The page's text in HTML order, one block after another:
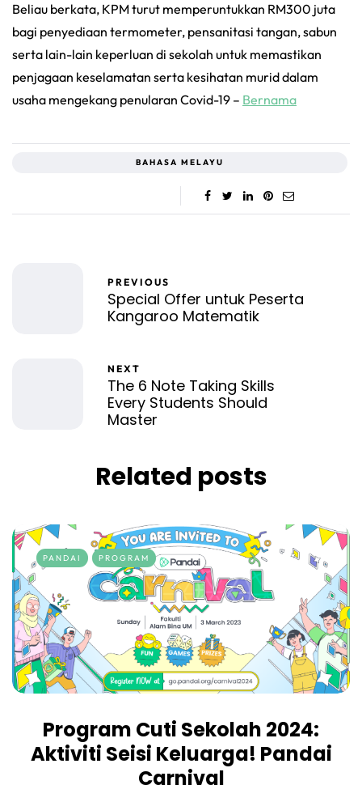
Beliau berkata, KPM turut memperuntukkan RM300 juta
bagi penyediaan termometer, pensanitasi tangan, sabun
serta lain-lain keperluan di sekolah untuk memastikan
penjagaan keselamatan serta kesihatan murid dalam
usaha mengekang penularan Covid-19 – Bernama
BAHASA MELAYU
PREVIOUS
Special Offer untuk Peserta
Kangaroo Matematik
NEXT
The 6 Note Taking Skills
Every Students Should
Master
Related posts
PANDAI PROGRAM
Program Cuti Sekolah 2024:
Aktiviti Seisi Keluarga! Pandai
Carnival